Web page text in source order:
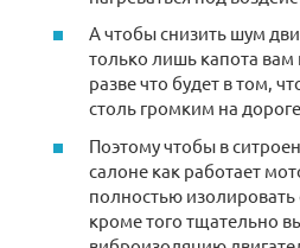
А чтобы снизить шум
только лишь капота
разве что будет в том,
столь громким на
Поэтому чтобы в
салоне как работает
полностью
кроме того тщательно